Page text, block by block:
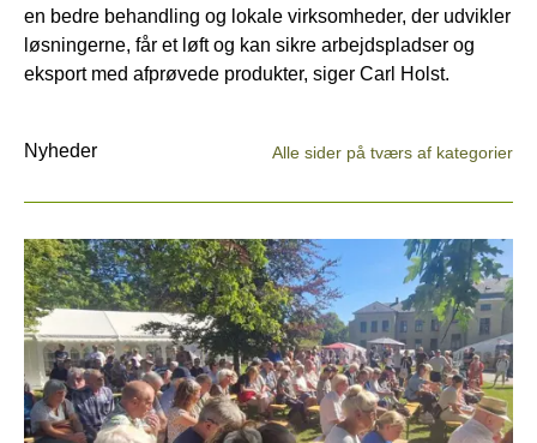
en bedre behandling og lokale virksomheder, der udvikler
løsningerne, får et løft og kan sikre arbejdspladser og
eksport med afprøvede produkter, siger Carl Holst.
Nyheder Alle sider på tværs af kategorier